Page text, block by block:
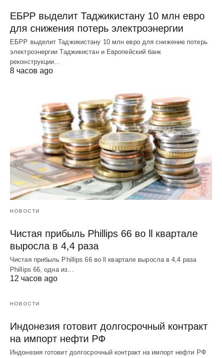
ЕБРР выделит Таджикистану 10 млн евро
для снижения потерь электроэнергии
ЕБРР выделит Таджикистану 10 млн евро для снижение потерь
электроэнергии Таджикистан и Европейский банк
реконструкции…
8 часов ago
НОВОСТИ
Чистая прибыль Phillips 66 во ll квартале
выросла в 4,4 раза
Чистая прибыль Phillips 66 во ll квартале выросла в 4,4 раза
Phillips 66, одна из…
12 часов ago
НОВОСТИ
Индонезия готовит долгосрочный контракт
на импорт нефти РФ
Индонезия готовит долгосрочный контракт на импорт нефти РФ